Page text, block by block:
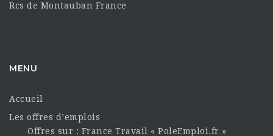
Rcs de Montauban France
MENU
Accueil
Les offres d’emplois
Offres sur : France Travail « PoleEmploi.fr »